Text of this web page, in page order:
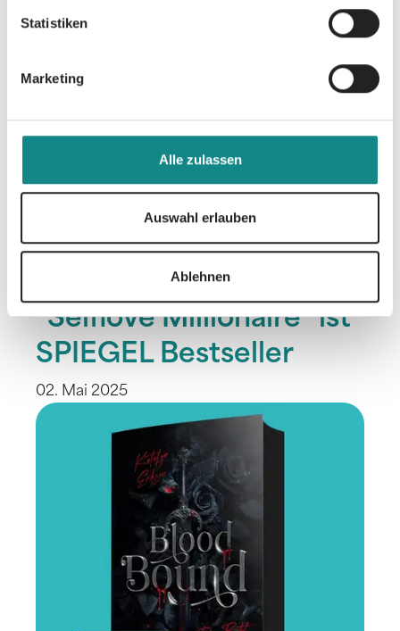
Statistiken
Marketing
Alle zulassen
Auswahl erlauben
Ablehnen
Wibke Sommers
"Selflove Millionaire" ist
SPIEGEL Bestseller
02. Mai 2025